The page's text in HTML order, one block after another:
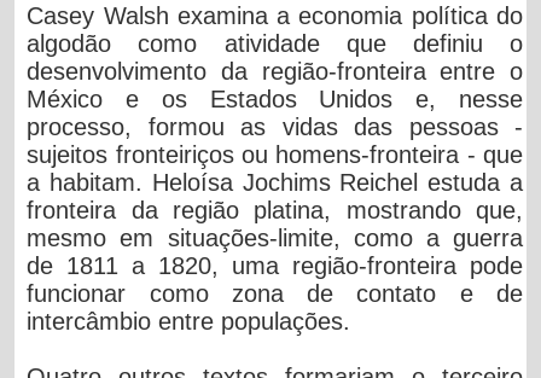
Casey Walsh examina a economia política do
algodão como atividade que definiu o
desenvolvimento da região-fronteira entre o
México e os Estados Unidos e, nesse
processo, formou as vidas das pessoas -
sujeitos fronteiriços ou homens-fronteira - que
a habitam. Heloísa Jochims Reichel estuda a
fronteira da região platina, mostrando que,
mesmo em situações-limite, como a guerra
de 1811 a 1820, uma região-fronteira pode
funcionar como zona de contato e de
intercâmbio entre populações.